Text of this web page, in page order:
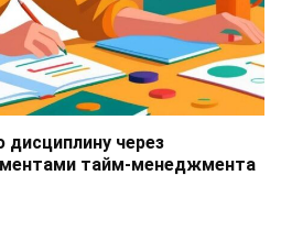
дисциплину через
тайм-менеджмента